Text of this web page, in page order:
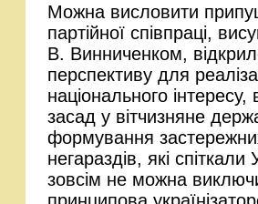
Можна висловити
партійної співпраці,
В. Винниченком,
перспективу для
національного
засад у вітчизняне
формування
негараздів, які
зовсім не можна